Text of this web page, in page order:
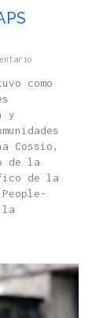
como
y
Cossio,
de la
de la
la